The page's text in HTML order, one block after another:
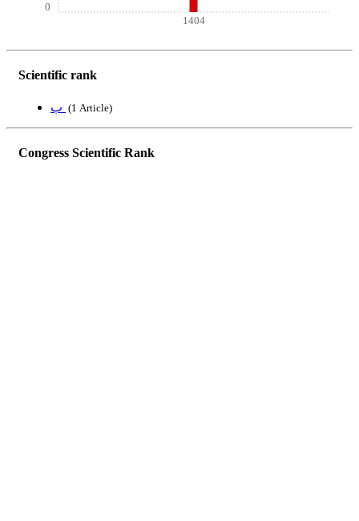
1404
0
Scientific rank
‎ (1 Article)
Congress Scientific Rank